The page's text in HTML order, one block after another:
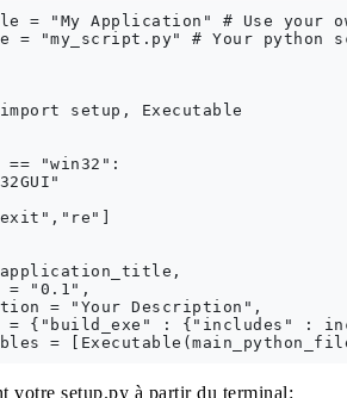
= "My Application" # Use your
= "my_script.py" # Your python
setup, Executable
"win32":
= "0.1",
= "Your Description",
= {"build_exe" : {"includes" :
votre setup.py à partir du terminal: